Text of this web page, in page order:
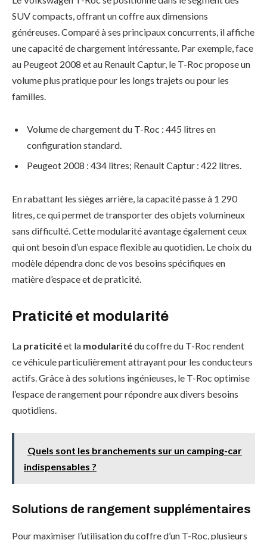
SUV compacts, offrant un coffre aux dimensions
généreuses. Comparé à ses principaux concurrents, il affiche
une capacité de chargement intéressante. Par exemple, face
au Peugeot 2008 et au Renault Captur, le T-Roc propose un
volume plus pratique pour les longs trajets ou pour les
familles.
Volume de chargement du T-Roc : 445 litres en
configuration standard.
Peugeot 2008 : 434 litres; Renault Captur : 422 litres.
En rabattant les sièges arrière, la capacité passe à 1 290
litres, ce qui permet de transporter des objets volumineux
sans difficulté. Cette modularité avantage également ceux
qui ont besoin d’un espace flexible au quotidien. Le choix du
modèle dépendra donc de vos besoins spécifiques en
matière d’espace et de praticité.
Praticité et modularité
La praticitéet la modularitédu coffre du T-Roc rendent
ce véhicule particulièrement attrayant pour les conducteurs
actifs. Grâce à des solutions ingénieuses, le T-Roc optimise
l’espace de rangement pour répondre aux divers besoins
quotidiens.
Quels sont les branchements sur un camping-car
indispensables ?
Solutions de rangement supplémentaires
Pour maximiser l’utilisation du coffre d’un T-Roc, plusieurs